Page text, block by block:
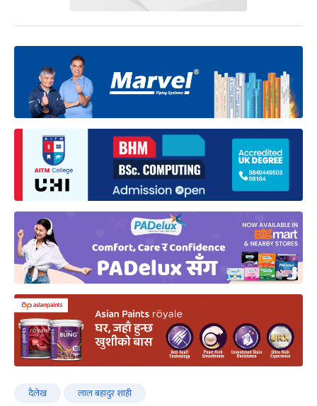
दैलेख लाल बहादुर शाही